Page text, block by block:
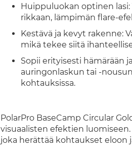
Huippuluokan optinen lasi:
rikkaan, lämpimän flare-
Kestävä ja kevyt rakenne:
mikä tekee siitä
Sopii erityisesti hämärään
auringonlaskun tai -
kohtauksissa.
PolarPro BaseCamp Circular
visuaalisten efektien
joka herättää kohtaukset eloon